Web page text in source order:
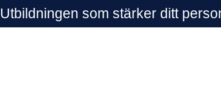
Utbildningen som stärker ditt